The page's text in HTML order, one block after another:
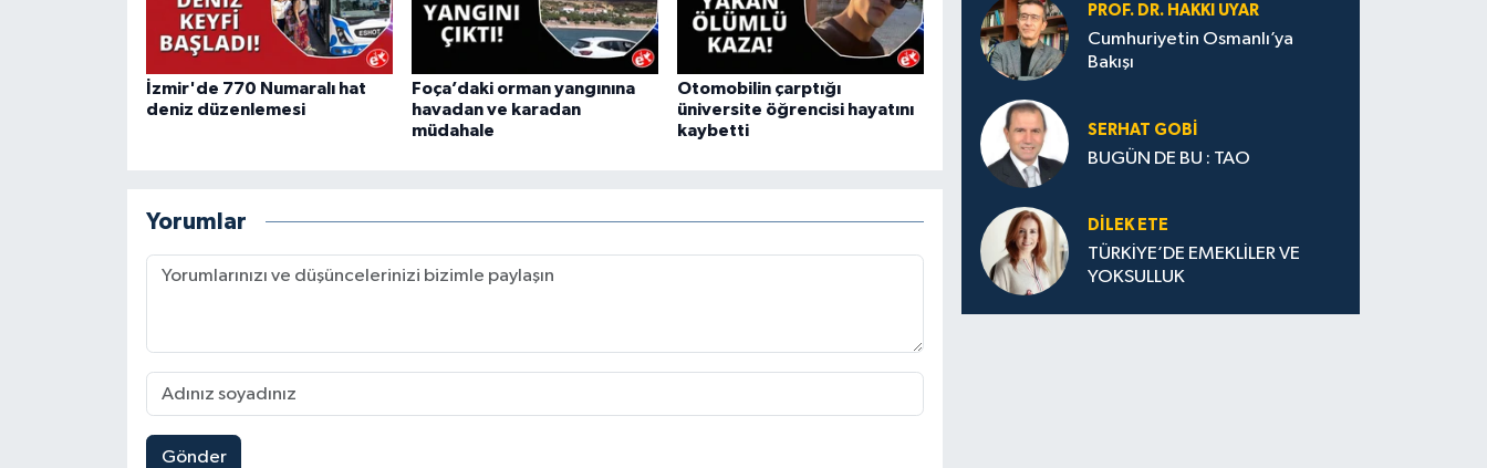
İzmir'de 770 Numaralı hat
deniz düzenlemesi
Foça’daki orman yangınına
havadan ve karadan
müdahale
Otomobilin çarptığı
üniversite öğrencisi hayatını
kaybetti
Yorumlar
Gönder
PROF. DR. HAKKI UYAR
Cumhuriyetin Osmanlı’ya
Bakışı
SERHAT GOBİ
BUGÜN DE BU : TAO
DILEK ETE
TÜRKİYE’DE EMEKLİLER VE
YOKSULLUK